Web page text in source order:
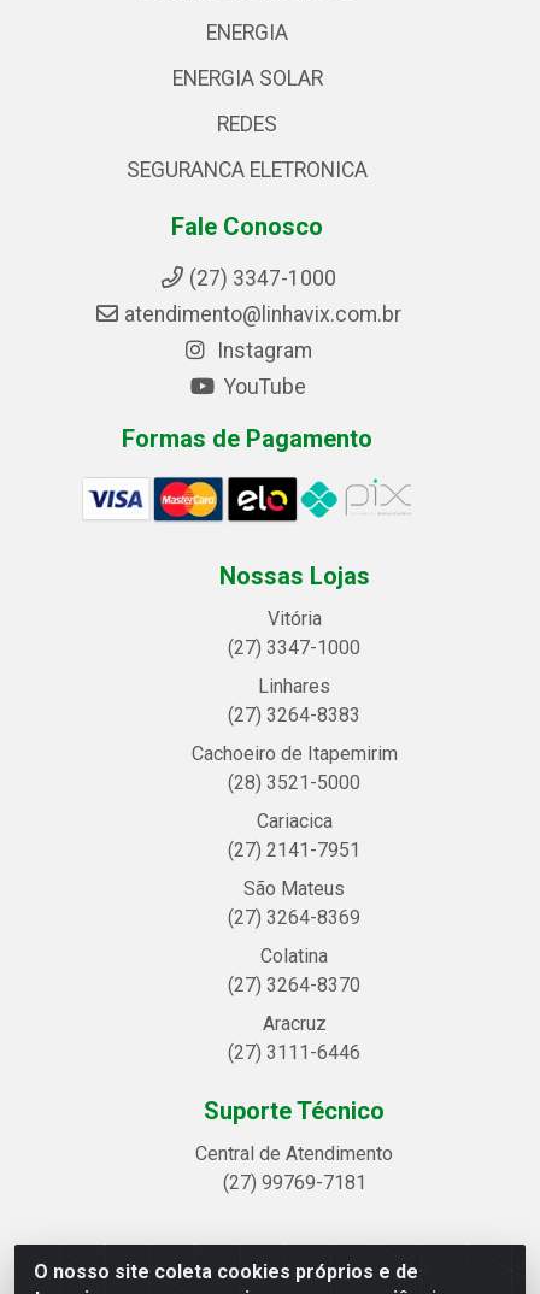
O nosso site coleta cookies próprios e de
ENERGIA
ENERGIA SOLAR
REDES
SEGURANCA ELETRONICA
Fale Conosco
(27) 3347-1000
atendimento@linhavix.com.br
Instagram
YouTube
Formas de Pagamento
Nossas Lojas
Vitória
(27) 3347-1000
Linhares
(27) 3264-8383
Cachoeiro de Itapemirim
(28) 3521-5000
Cariacica
(27) 2141-7951
São Mateus
(27) 3264-8369
Colatina
(27) 3264-8370
Aracruz
(27) 3111-6446
Suporte Técnico
Central de Atendimento
(27) 99769-7181
Linhavix Distribuidora LTDA - Avenida Alegre, 2521 -